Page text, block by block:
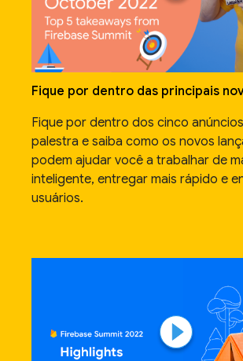
Fique por dentro das principais
Fique por dentro dos cinco
palestra e saiba como os novos
podem ajudar você a trabalhar de
inteligente, entregar mais rápido e
usuários.